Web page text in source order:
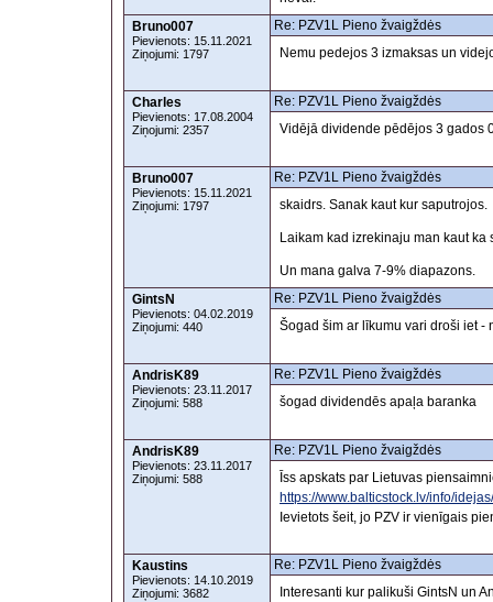
Bruno007
Pievienots: 15.11.2021
Ziņojumi: 1797
Re: PZV1L Pieno žvaigždės
Nemu pedejos 3 izmaksas un
Charles
Pievienots: 17.08.2004
Ziņojumi: 2357
Re: PZV1L Pieno žvaigždės
Vidējā dividende pēdējos 3 gados
Bruno007
Pievienots: 15.11.2021
Ziņojumi: 1797
Re: PZV1L Pieno žvaigždės
skaidrs. Sanak kaut kur saputrojos.
Laikam kad izrekinaju man kaut
Un mana galva 7-9% diapazons.
GintsN
Pievienots: 04.02.2019
Ziņojumi: 440
Re: PZV1L Pieno žvaigždės
Šogad šim ar līkumu vari droši iet -
AndrisK89
Pievienots: 23.11.2017
Ziņojumi: 588
Re: PZV1L Pieno žvaigždės
šogad dividendēs apaļa baranka
AndrisK89
Pievienots: 23.11.2017
Ziņojumi: 588
Re: PZV1L Pieno žvaigždės
Īss apskats par Lietuvas
https://www.balticstock.lv/info/
Ievietots šeit, jo PZV ir vienīgais
Kaustins
Pievienots: 14.10.2019
Ziņojumi: 3682
Re: PZV1L Pieno žvaigždės
Interesanti kur palikuši GintsN un